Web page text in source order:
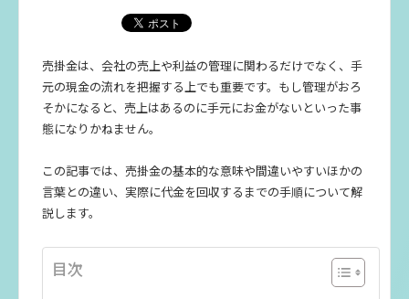
売掛金は、会社の売上や利益の管理に関わるだけでなく、手
元の現金の流れを把握する上でも重要です。もし管理がおろ
そかになると、売上はあるのに手元にお金がないといった事
態になりかねません。
この記事では、売掛金の基本的な意味や間違いやすいほかの
言葉との違い、実際に代金を回収するまでの手順について解
説します。
目次